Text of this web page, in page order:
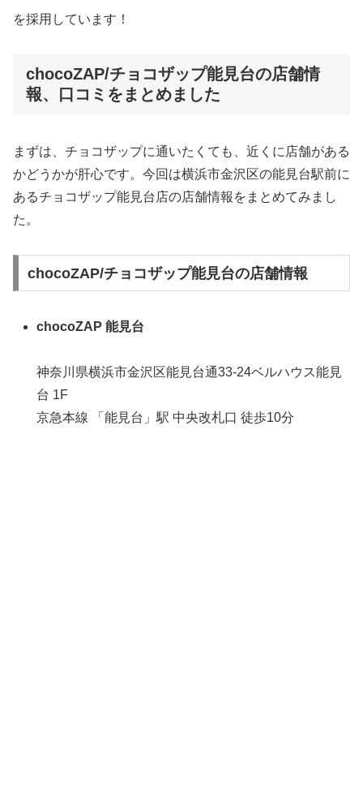
を採用しています！
chocoZAP/チョコザップ能見台の店舗情
報、口コミをまとめました
まずは、チョコザップに通いたくても、近くに店舗がある
かどうかが肝心です。今回は横浜市金沢区の能見台駅前に
あるチョコザップ能見台店の店舗情報をまとめてみまし
た。
chocoZAP/チョコザップ能見台の店舗情報
chocoZAP 能見台
神奈川県横浜市金沢区能見台通33-24ベルハウス能見
台 1F
京急本線 「能見台」駅 中央改札口 徒歩10分